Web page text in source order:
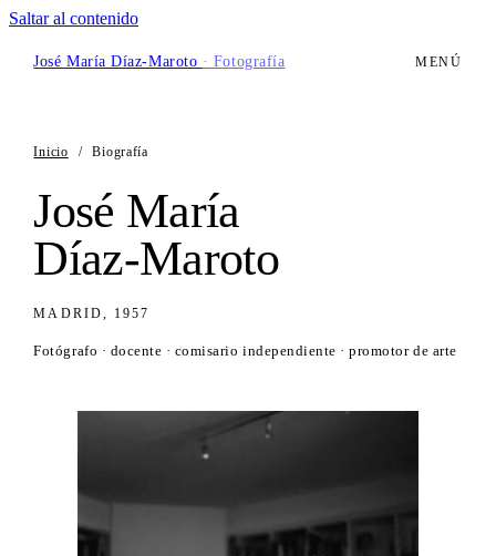
Saltar al contenido
José María Díaz-Maroto · Fotografía MENÚ
Inicio / Biografía
José María
Díaz-Maroto
MADRID, 1957
Fotógrafo · docente · comisario independiente · promotor de arte